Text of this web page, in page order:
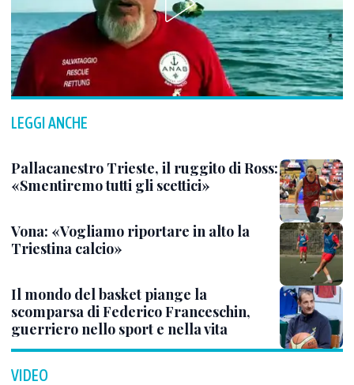
LEGGI ANCHE
Pallacanestro Trieste, il ruggito di Ross:
«Smentiremo tutti gli scettici»
Vona: «Vogliamo riportare in alto la
Triestina calcio»
Il mondo del basket piange la
scomparsa di Federico Franceschin,
guerriero nello sport e nella vita
VIDEO